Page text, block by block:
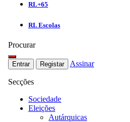
RL+65
RL Escolas
Procurar
Entrar Registar Assinar
Secções
Sociedade
Eleições
Autárquicas